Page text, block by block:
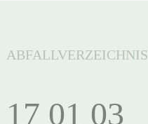
ABFALLVERZEICHNIS
17 01 03